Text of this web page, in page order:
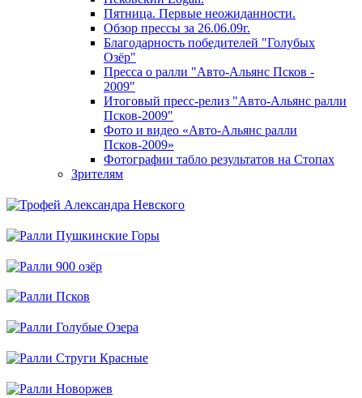
Пятница. Первые неожиданности.
Обзор прессы за 26.06.09г.
Благодарность победителей "Голубых
Озёр"
Пресса о ралли "Авто-Альянс Псков -
2009"
Итоговый пресс-релиз "Авто-Альянс ралли
Псков-2009"
Фото и видео «Авто-Альянс ралли
Псков-2009»
Фотографии табло результатов на Стопах
Зрителям